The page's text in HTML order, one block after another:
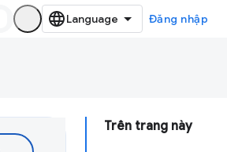
Đăng nhập
Trên trang này